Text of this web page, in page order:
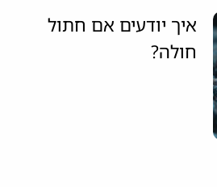
איך יודעים אם חתול
חולה?